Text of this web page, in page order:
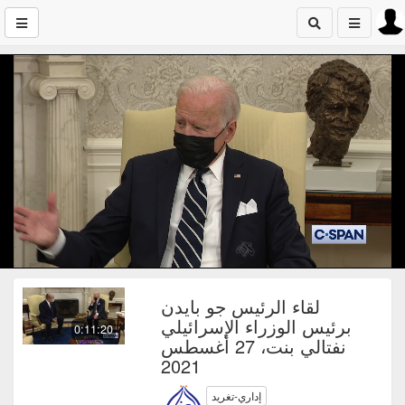
0:11:20
لقاء الرئيس جو بايدن
برئيس الوزراء الإسرائيلي
نفتالي بنت، 27 أغسطس
2021
إداري-تغريد